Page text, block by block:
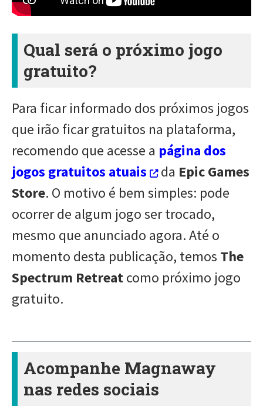
Qual será o próximo jogo
gratuito?
Para ficar informado dos próximos jogos
que irão ficar gratuitos na plataforma,
recomendo que acesse a página dos
jogos gratuitos atuais
da Epic Games
Store. O motivo é bem simples: pode
ocorrer de algum jogo ser trocado,
mesmo que anunciado agora. Até o
momento desta publicação, temos The
Spectrum Retreatcomo próximo jogo
gratuito.
Acompanhe Magnaway
nas redes sociais